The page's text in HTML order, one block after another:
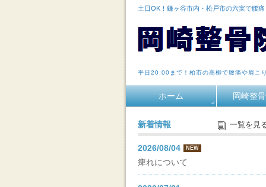
土日OK！鎌ヶ谷市内・松戸市の六実で腰
平日20:00まで！柏市の高柳で腰痛や肩こ
ホーム 岡崎整
新着情報 一覧を見
2026/08/04 NEW
痺れについて